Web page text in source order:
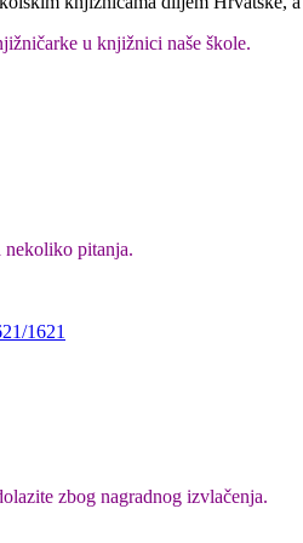
u knjižnici naše škole.
nekoliko pitanja.
1621
zbog nagradnog izvlačenja.